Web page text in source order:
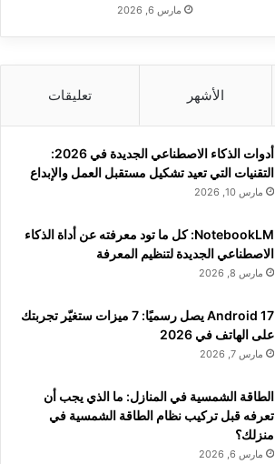
مارس 6, 2026
الأشهر تعليقات
أدوات الذكاء الاصطناعي الجديدة في 2026:
التقنيات التي تعيد تشكيل مستقبل العمل والإبداع
مارس 10, 2026
NotebookLM: كل ما تود معرفته عن أداة الذكاء
الاصطناعي الجديدة لتنظيم المعرفة
مارس 8, 2026
Android 17 يصل رسميًا: 7 ميزات ستغيّر تجربتك
على الهاتف في 2026
مارس 7, 2026
الطاقة الشمسية في المنازل: ما الذي يجب أن
تعرفه قبل تركيب نظام الطاقة الشمسية في
منزلك؟
مارس 6, 2026